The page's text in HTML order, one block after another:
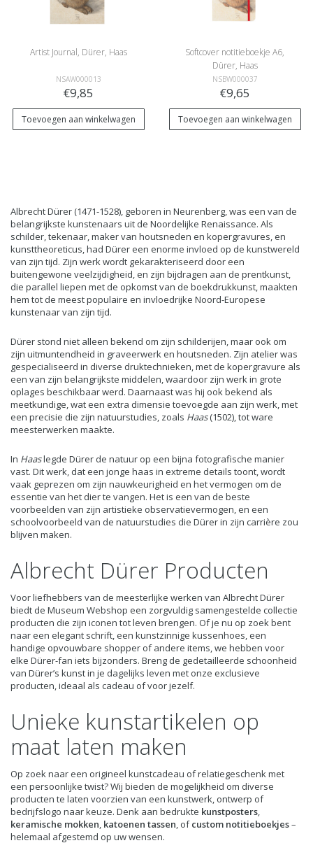
Artist Journal, Dürer, Haas
NSAW000013
€9,85
Toevoegen aan winkelwagen
Softcover notitieboekje A6,
Dürer, Haas
NSBW000037
€9,65
Toevoegen aan winkelwagen
Albrecht Dürer (1471-1528), geboren in Neurenberg, was een van de
belangrijkste kunstenaars uit de Noordelijke Renaissance. Als
schilder, tekenaar, maker van houtsneden en kopergravures, en
kunsttheoreticus, had Dürer een enorme invloed op de kunstwereld
van zijn tijd. Zijn werk wordt gekarakteriseerd door een
buitengewone veelzijdigheid, en zijn bijdragen aan de prentkunst,
die parallel liepen met de opkomst van de boekdrukkunst, maakten
hem tot de meest populaire en invloedrijke Noord-Europese
kunstenaar van zijn tijd.
Dürer stond niet alleen bekend om zijn schilderijen, maar ook om
zijn uitmuntendheid in graveerwerk en houtsneden. Zijn atelier was
gespecialiseerd in diverse druktechnieken, met de kopergravure als
een van zijn belangrijkste middelen, waardoor zijn werk in grote
oplages beschikbaar werd. Daarnaast was hij ook bekend als
meetkundige, wat een extra dimensie toevoegde aan zijn werk, met
een precisie die zijn natuurstudies, zoals Haas(1502), tot ware
meesterwerken maakte.
In Haaslegde Dürer de natuur op een bijna fotografische manier
vast. Dit werk, dat een jonge haas in extreme details toont, wordt
vaak geprezen om zijn nauwkeurigheid en het vermogen om de
essentie van het dier te vangen. Het is een van de beste
voorbeelden van zijn artistieke observatievermogen, en een
schoolvoorbeeld van de natuurstudies die Dürer in zijn carrière zou
blijven maken.
Albrecht Dürer Producten
Voor liefhebbers van de meesterlijke werken van Albrecht Dürer
biedt de Museum Webshop een zorgvuldig samengestelde collectie
producten die zijn iconen tot leven brengen. Of je nu op zoek bent
naar een elegant schrift, een kunstzinnige kussenhoes, een
handige opvouwbare shopper of andere items, we hebben voor
elke Dürer-fan iets bijzonders. Breng de gedetailleerde schoonheid
van Dürer’s kunst in je dagelijks leven met onze exclusieve
producten, ideaal als cadeau of voor jezelf.
Unieke kunstartikelen op
maat laten maken
Op zoek naar een origineel kunstcadeau of relatiegeschenk met
een persoonlijke twist? Wij bieden de mogelijkheid om diverse
producten te laten voorzien van een kunstwerk, ontwerp of
bedrijfslogo naar keuze. Denk aan bedrukte kunstposters,
keramische mokken, katoenen tassen, ofcustom notitieboekjes–
helemaal afgestemd op uw wensen.